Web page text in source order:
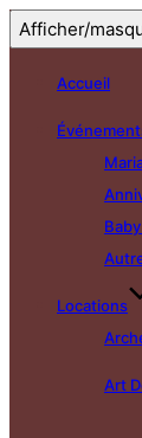
Afficher/
Accueil
Locations
Art